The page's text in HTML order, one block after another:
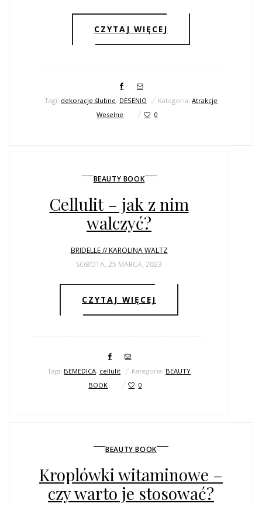
CZYTAJ WIĘCEJ
Tagi: dekoracje ślubne, DESENIO Kategoria: Atrakcje
Weselne
0
BEAUTY BOOK
Cellulit – jak z nim
walczyć?
BRIDELLE // KAROLINA WALTZ
SOBOTA, 25 MARCA, 2023
CZYTAJ WIĘCEJ
Tagi: BEMEDICA, cellulit Kategoria: BEAUTY
BOOK
0
BEAUTY BOOK
Kroplówki witaminowe –
czy warto je stosować?